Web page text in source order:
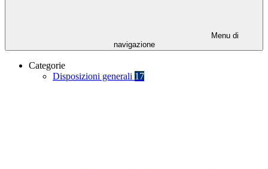
Menu di
navigazione
Categorie
Disposizioni generali 17